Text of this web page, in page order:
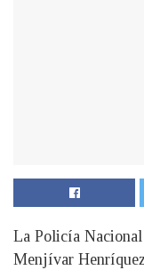
La Policía
Menjívar